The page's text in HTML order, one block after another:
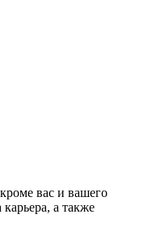
вас и вашего
а также